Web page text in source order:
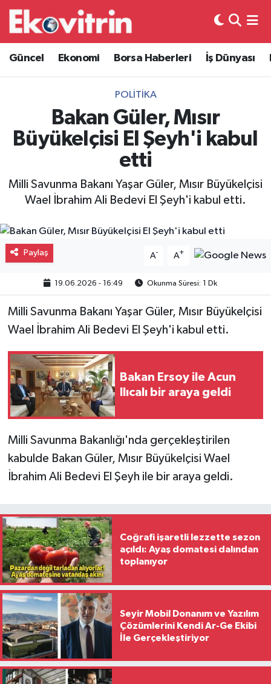
Güncel Ekonomi Borsa Haberleri İş Dünyası
POLITIKA
Bakan Güler, Mısır
Büyükelçisi El Şeyh'i kabul
etti
Milli Savunma Bakanı Yaşar Güler, Mısır Büyükelçisi
Wael İbrahim Ali Bedevi El Şeyh'i kabul etti.
Paylaş A- A+
19.06.2026 - 16:49 Okunma Süresi: 1 Dk
Milli Savunma Bakanı Yaşar Güler, Mısır Büyükelçisi
Wael İbrahim Ali Bedevi El Şeyh'i kabul etti.
Bakan Ersoy ile Acun
Ilıcalı bir araya geldi
Milli Savunma Bakanlığı'nda gerçekleştirilen
kabulde Bakan Güler, Mısır Büyükelçisi Wael
İbrahim Ali Bedevi El Şeyh ile bir araya geldi.
Coğrafi işaretli lezzette sezon
açıldı: Ayaş domatesi dalından
toplanıyor
Seyir Mobil Donanım ve Yazılım
Çözümlerini Kendi Ar-Ge Ekibi
İle Gerçekleştiriyor
Güncel
Ekonomi
Borsa Haberleri
İş Dünyası
Otovitrin
Asayiş
Magazin
Gayrimenkul
Spor
Eğitim
Hava Durumu
Trafik Durumu
Süper Lig Puan Durumu ve Fikstür
Tüm Manşetler
Son Dakika Haberleri
Haber Arşivi